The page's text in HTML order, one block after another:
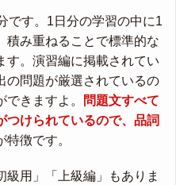
です。1日分の学習の中に1
積み重ねることで標準的な
す。演習編に掲載されてい
の問題が厳選されているの
きますよ。
問題文すべて
つけられているので、品詞
特徴です。
用」「上級編」もありま